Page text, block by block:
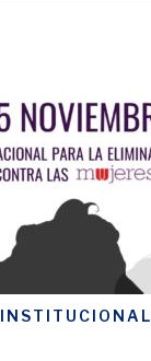
INSTITUCIONAL